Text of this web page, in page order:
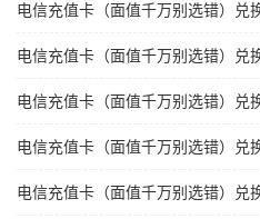
电信充值卡（面值千万别选错）兑
电信充值卡（面值千万别选错）兑
电信充值卡（面值千万别选错）兑
电信充值卡（面值千万别选错）兑
电信充值卡（面值千万别选错）兑